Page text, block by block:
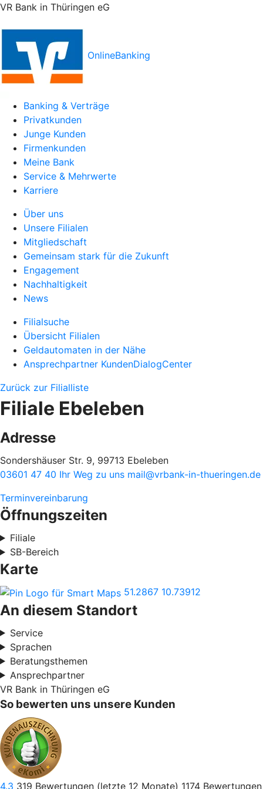
VR Bank in Thüringen eG
OnlineBanking
Banking & Verträge
Privatkunden
Junge Kunden
Firmenkunden
Meine Bank
Service & Mehrwerte
Karriere
Über uns
Unsere Filialen
Mitgliedschaft
Gemeinsam stark für die Zukunft
Engagement
Nachhaltigkeit
News
Filialsuche
Übersicht Filialen
Geldautomaten in der Nähe
Ansprechpartner KundenDialogCenter
Zurück zur Filialliste
Filiale Ebeleben
Adresse
Sondershäuser Str. 9, 99713 Ebeleben
03601 47 40 Ihr Weg zu uns mail@vrbank-in-thueringen.de
Terminvereinbarung
Öffnungszeiten
Filiale
SB-Bereich
Karte
51.2867 10.73912
An diesem Standort
Service
Sprachen
Beratungsthemen
Ansprechpartner
VR Bank in Thüringen eG
So bewerten uns unsere Kunden
4.3 319 Bewertungen (letzte 12 Monate) 1174 Bewertungen